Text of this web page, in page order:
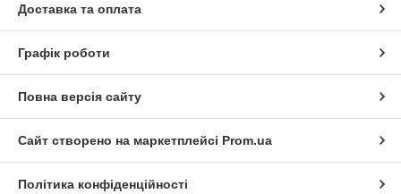
Доставка та оплата
Графік роботи
Повна версія сайту
Сайт створено на маркетплейсі Prom.ua
Політика конфіденційності